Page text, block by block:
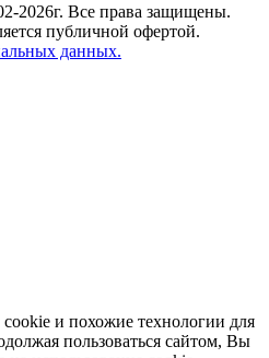
Все права защищены.
публичной офертой.
данных.
и похожие технологии для
пользоваться сайтом, Вы